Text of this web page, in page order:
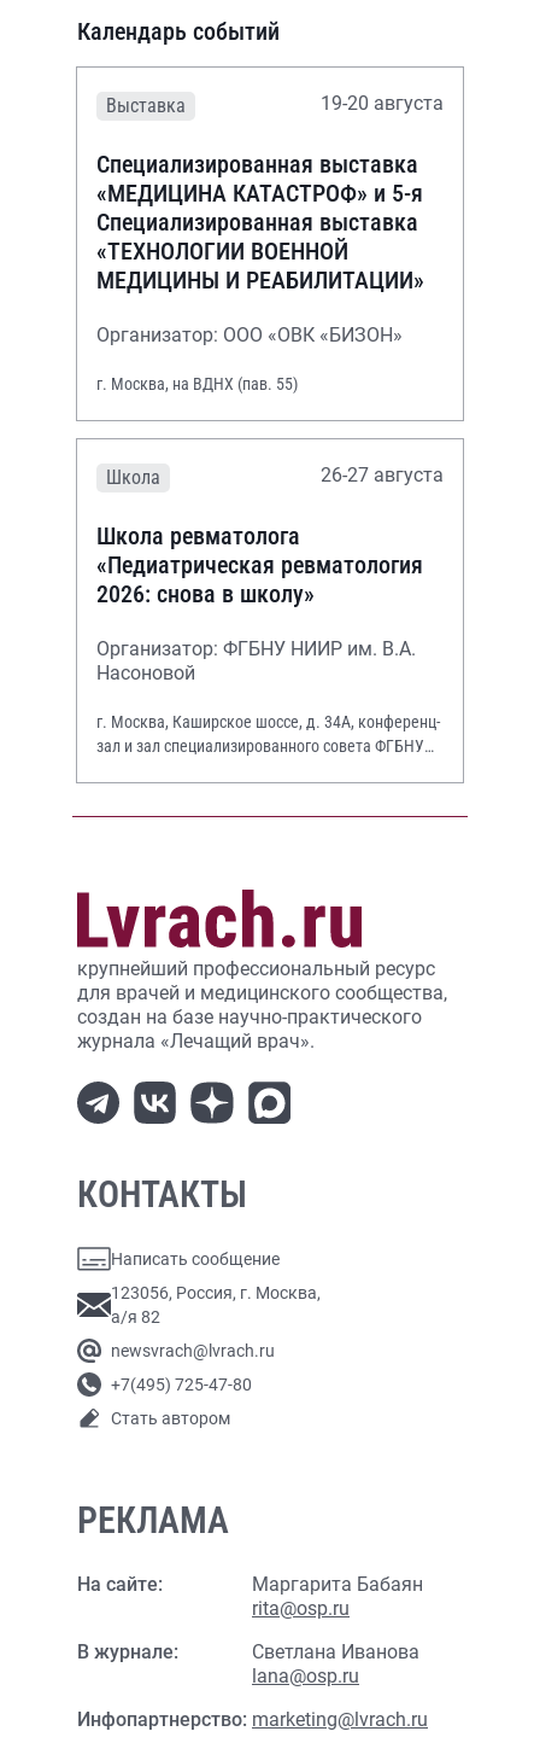
Календарь событий
Выставка 19-20 августа
Специализированная выставка
«МЕДИЦИНА КАТАСТРОФ» и 5-я
Специализированная выставка
«ТЕХНОЛОГИИ ВОЕННОЙ
МЕДИЦИНЫ И РЕАБИЛИТАЦИИ»
Организатор: ООО «ОВК «БИЗОН»
г. Москва, на ВДНХ (пав. 55)
Школа 26-27 августа
Школа ревматолога
«Педиатрическая ревматология
2026: снова в школу»
Организатор: ФГБНУ НИИР им. В.А.
Насоновой
г. Москва, Каширское шоссе, д. 34А, конференц-
зал и зал специализированного совета ФГБНУ
крупнейший профессиональный ресурс
для врачей и медицинского сообщества,
создан на базе научно-практического
журнала «Лечащий врач».
КОНТАКТЫ
Написать сообщение
123056, Россия, г. Москва,
а/я 82
newsvrach@lvrach.ru
+7(495) 725-47-80
Стать автором
РЕКЛАМА
На сайте:
Маргарита Бабаян
rita@osp.ru
В журнале:
Светлана Иванова
lana@osp.ru
Инфопартнерство: marketing@lvrach.ru